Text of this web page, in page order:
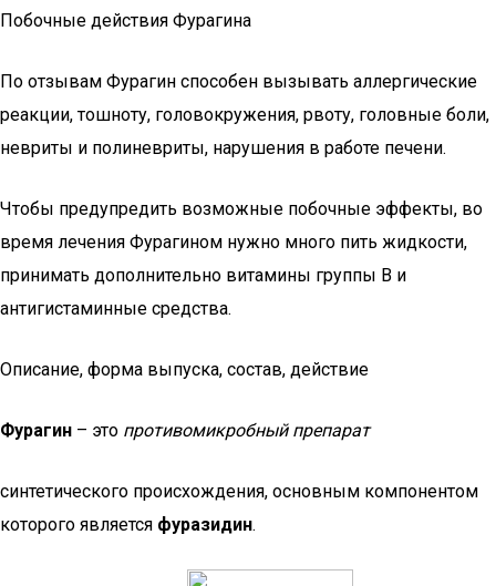
Побочные действия Фурагина
По отзывам Фурагин способен вызывать аллергические
реакции, тошноту, головокружения, рвоту, головные боли,
невриты и полиневриты, нарушения в работе печени.
Чтобы предупредить возможные побочные эффекты, во
время лечения Фурагином нужно много пить жидкости,
принимать дополнительно витамины группы В и
антигистаминные средства.
Описание, форма выпуска, состав, действие
Фурагин – это противомикробный препарат
синтетического происхождения, основным компонентом
которого является фуразидин.